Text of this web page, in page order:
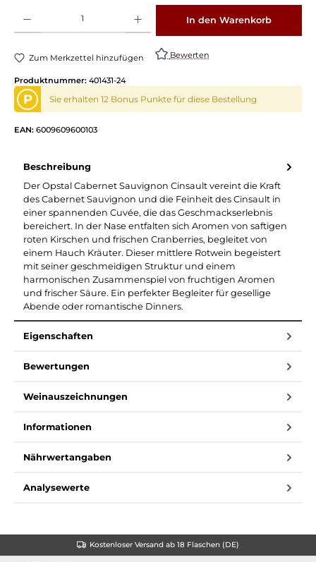
In den Warenkorb
Zum Merkzettel hinzufügen Bewerten
Produktnummer: 401431-24
P Sie erhalten 12 Bonus Punkte für diese Bestellung
EAN: 6009609600103
Beschreibung
Der Opstal Cabernet Sauvignon Cinsault vereint die Kraft
des Cabernet Sauvignon und die Feinheit des Cinsault in
einer spannenden Cuvée, die das Geschmackserlebnis
bereichert. In der Nase entfalten sich Aromen von saftigen
roten Kirschen und frischen Cranberries, begleitet von
einem Hauch Kräuter. Dieser mittlere Rotwein begeistert
mit seiner geschmeidigen Struktur und einem
harmonischen Zusammenspiel von fruchtigen Aromen
und frischer Säure. Ein perfekter Begleiter für gesellige
Abende oder romantische Dinners.
Eigenschaften
Bewertungen
Weinauszeichnungen
Informationen
Nährwertangaben
Analysewerte
Kostenloser Versand ab 18 Flaschen (DE)